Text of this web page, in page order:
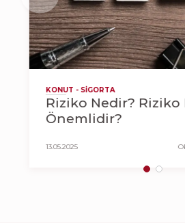
KONUT - SIGORTA
Riziko Nedir? Riziko
Önemlidir?
13.05.2025